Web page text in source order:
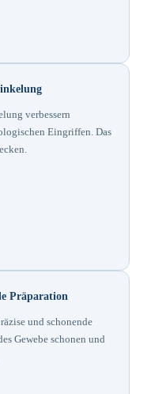
verbessern
Eingriffen. Das
Präparation
und schonende
Gewebe schonen und